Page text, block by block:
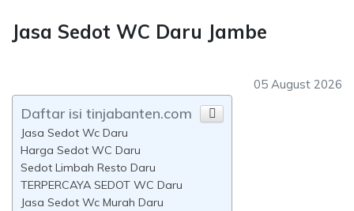
Jasa Sedot WC Daru Jambe
05 August 2026
Daftar isi tinjabanten.com
Jasa Sedot Wc Daru
Harga Sedot WC Daru
Sedot Limbah Resto Daru
TERPERCAYA SEDOT WC Daru
Jasa Sedot Wc Murah Daru